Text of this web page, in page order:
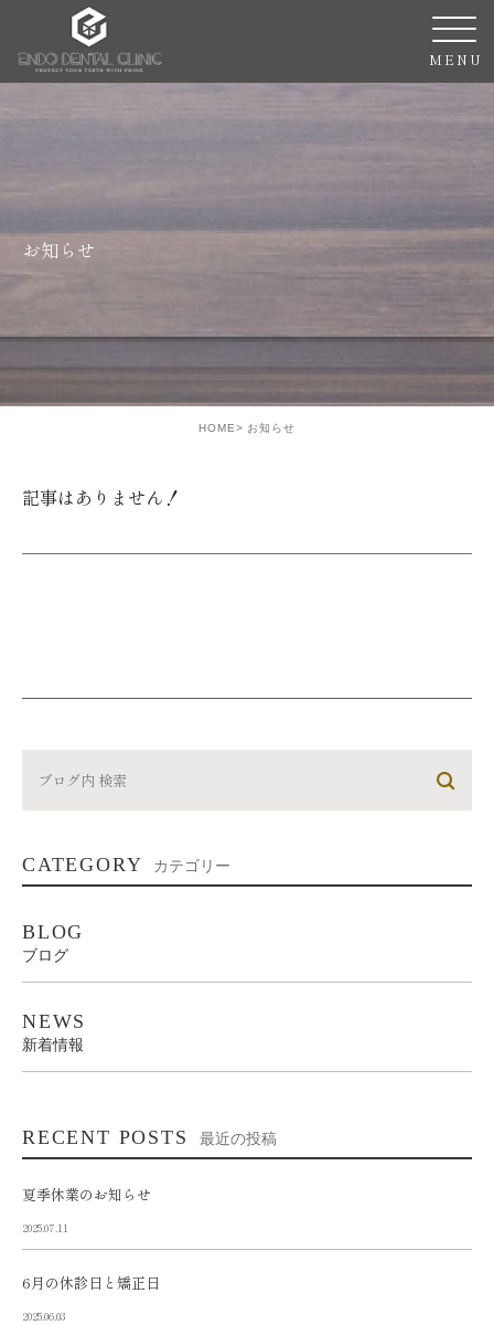
お知らせ
HOME お知らせ
記事はありません！
CATEGORY カテゴリー
BLOG
ブログ
NEWS
新着情報
RECENT POSTS 最近の投稿
夏季休業のお知らせ
2025.07.11
6月の休診日と矯正日
2025.06.03